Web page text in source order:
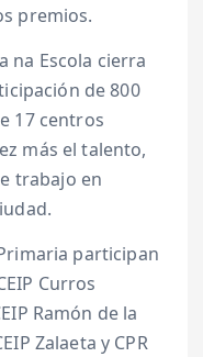
premios.
na Escola cierra
de 800
17 centros
más el talento,
trabajo en
participan
Curros
Ramón de la
Zalaeta y CPR